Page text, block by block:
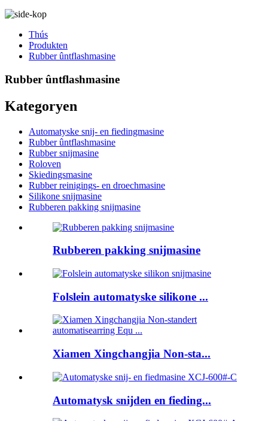
Thús
Produkten
Rubber ûntflashmasine
Rubber ûntflashmasine
Kategoryen
Automatyske snij- en fiedingmasine
Rubber ûntflashmasine
Rubber snijmasine
Roloven
Skiedingsmasine
Rubber reinigings- en droechmasine
Silikone snijmasine
Rubberen pakking snijmasine
Rubberen pakking snijmasine
Folslein automatyske silikone ...
Xiamen Xingchangjia Non-sta...
Automatysk snijden en fieding...